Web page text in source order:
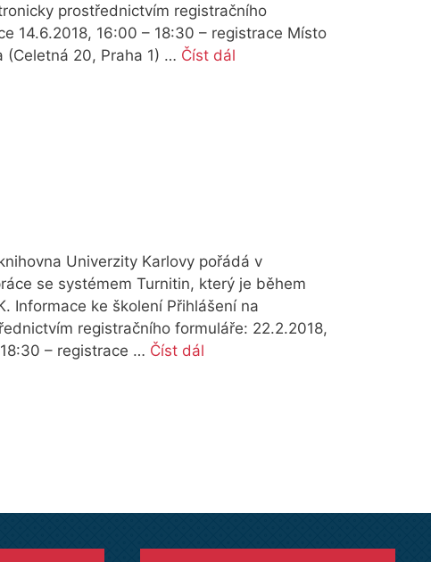
prostřednictvím registračního
14.6.2018, 16:00 – 18:30 – registrace Místo
(Celetná 20, Praha 1) … Číst dál
Univerzity Karlovy pořádá v
se systémem Turnitin, který je během
Informace ke školení Přihlášení na
registračního formuláře: 22.2.2018,
– registrace … Číst dál